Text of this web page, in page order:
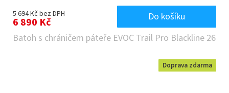
5 694 Kč bez DPH
6 890 Kč
Do košíku
Batoh s chráničem páteře EVOC Trail Pro Blackline 26
Doprava zdarma